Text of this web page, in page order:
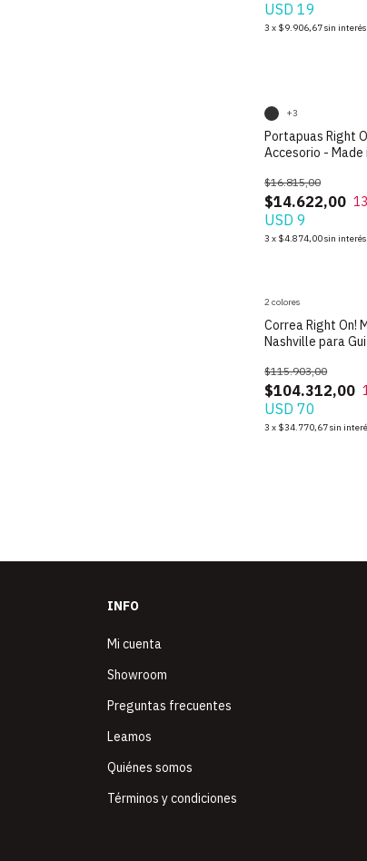
USD 19
3 x $9.906,67sin interés
Portapuas Right
Accesorio - Made
$14.622,00
$16.815,00
USD 9
3 x $4.874,00sin interés
+3
Correa Right On!
Nashville para
$104.312,00
$115.903,00
USD 70
3 x $34.770,67sin
2 colores
INFO
Mi cuenta
Showroom
Preguntas frecuentes
Leamos
Quiénes somos
Términos y condiciones